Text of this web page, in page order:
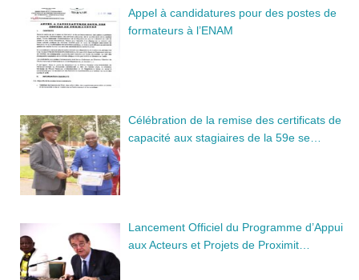
Appel à candidatures pour des postes de
formateurs à l’ENAM
Célébration de la remise des certificats de
capacité aux stagiaires de la 59e se…
Lancement Officiel du Programme d’Appui
aux Acteurs et Projets de Proximit…